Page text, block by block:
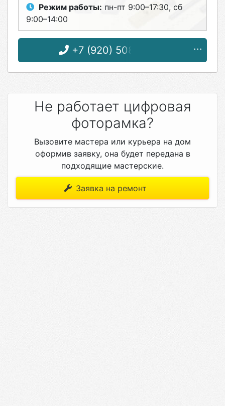
Режим работы: пн-пт 9:00–17:30, сб
9:00–14:00
+7 (920) 508-13-66
Не работает цифровая
фоторамка?
Вызовите мастера или курьера на дом
оформив заявку, она будет передана в
подходящие мастерские.
Заявка на ремонт